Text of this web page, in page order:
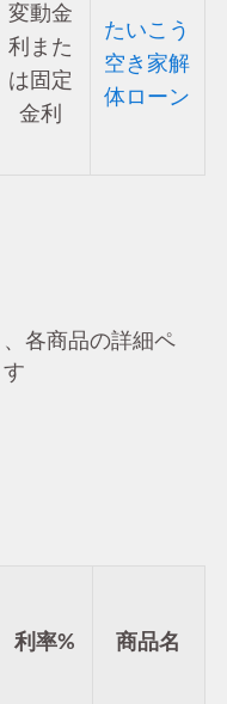
変動金
利また
は固定
金利
たいこう
空き家解
体ローン
各商品の詳細ペ
利率% 商品名